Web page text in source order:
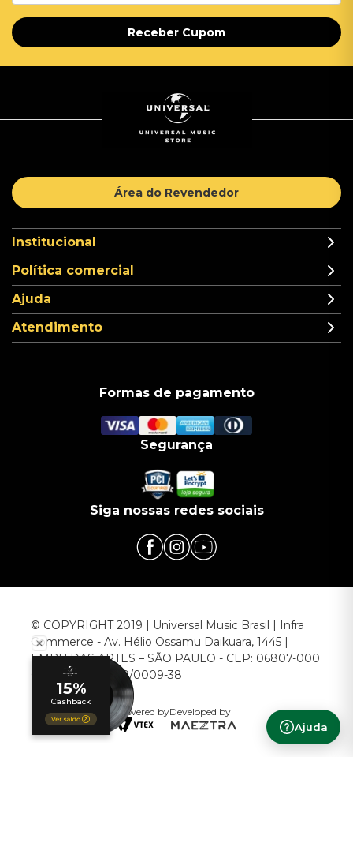
Ajuda
Receber Cupom
Área do Revendedor
Institucional
Política comercial
Ajuda
Atendimento
Formas de pagamento
Segurança
Siga nossas redes sociais
© COPYRIGHT 2019 | Universal Music Brasil | Infra
Commerce - Av. Hélio Ossamu Daikuara, 1445 |
EMBU DAS ARTES – SÃO PAULO - CEP: 06807-000
CNPJ: 00.952.789/0009-38
Powered byDeveloped by